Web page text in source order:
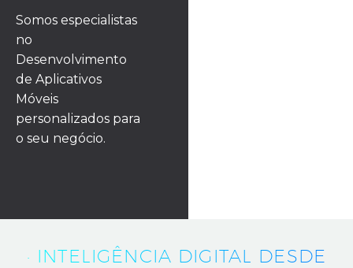
Somos especialistas
no
Desenvolvimento
de Aplicativos
Móveis
personalizados para
o seu negócio.
· INTELIGÊNCIA DIGITAL DESDE